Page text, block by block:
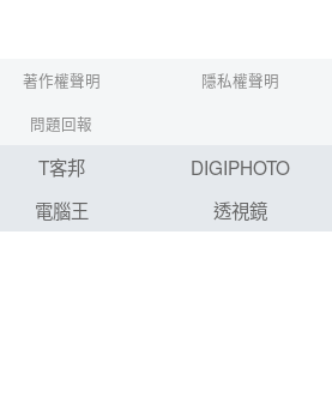
著作權聲明
隱私權聲明
問題回報
T客邦
DIGIPHOTO
電腦王 透視鏡